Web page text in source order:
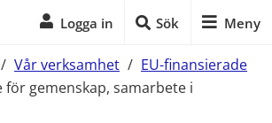
Logga in Sök Meny
/ Vår verksamhet / EU-finansierade
för gemenskap, samarbete i